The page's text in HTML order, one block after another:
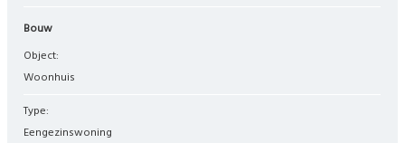
Bouw
Object:
woonhuis
Type:
eengezinswoning